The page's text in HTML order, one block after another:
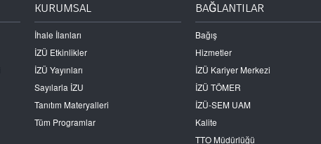
KURUMSAL
İhale İlanları
İZÜ Etkinlikler
İZÜ Yayınları
Sayılarla İZU
Tanıtım Materyalleri
Tüm Programlar
BAĞLANTILAR
Bağış
Hizmetler
İZÜ Kariyer Merkezi
İZÜ TÖMER
İZÜ-SEM UAM
Kalite
TTO Müdürlüğü